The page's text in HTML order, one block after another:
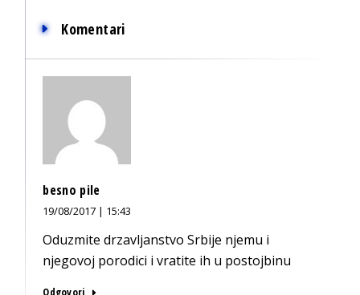
Komentari
besno pile
19/08/2017 | 15:43
Oduzmite drzavljanstvo Srbije njemu i
njegovoj porodici i vratite ih u postojbinu
Odgovori